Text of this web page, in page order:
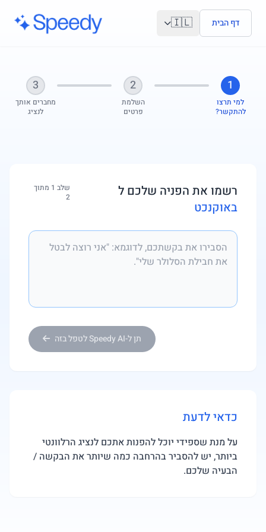
דלג לתוכן הראשי
דף הבית 🇮🇱
1
למי תרצו
להתקשר?
2
השלמת
פרטים
3
מחברים אותך
לנציג
רשמו את הפניה שלכם ל
באוקנכט
שלב 1 מתוך
2
תן ל-Speedy AI לטפל בזה
כדאי לדעת
על מנת שספידי יוכל להפנות אתכם לנציג הרלוונטי
ביותר, יש להסביר בהרחבה כמה שיותר את הבקשה /
הבעיה שלכם.